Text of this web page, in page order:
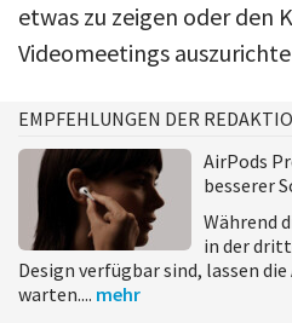
etwas zu zeigen oder den
Videomeetings
EMPFEHLUNGEN DER
AirPods
besserer
Während
in der
Design verfügbar sind, lassen
warten.... mehr